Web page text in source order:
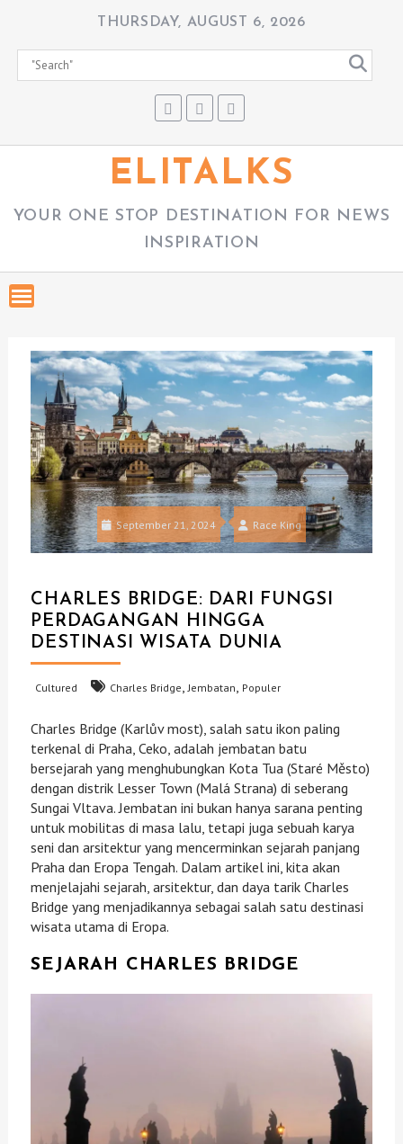
THURSDAY, AUGUST 6, 2026
ELITALKS
YOUR ONE STOP DESTINATION FOR NEWS
INSPIRATION
September 21, 2024 Race King
CHARLES BRIDGE: DARI FUNGSI
PERDAGANGAN HINGGA
DESTINASI WISATA DUNIA
Cultured Charles Bridge Jembatan Populer
Charles Bridge (Karlův most), salah satu ikon paling
terkenal di Praha, Ceko, adalah jembatan batu
bersejarah yang menghubungkan Kota Tua (Staré Město)
dengan distrik Lesser Town (Malá Strana) di seberang
Sungai Vltava. Jembatan ini bukan hanya sarana penting
untuk mobilitas di masa lalu, tetapi juga sebuah karya
seni dan arsitektur yang mencerminkan sejarah panjang
Praha dan Eropa Tengah. Dalam artikel ini, kita akan
menjelajahi sejarah, arsitektur, dan daya tarik Charles
Bridge yang menjadikannya sebagai salah satu destinasi
wisata utama di Eropa.
SEJARAH CHARLES BRIDGE